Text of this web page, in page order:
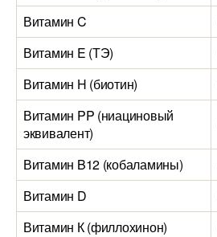
Витамин C
Витамин E (ТЭ)
Витамин H (биотин)
Витамин PP (ниациновый
эквивалент)
Витамин B12 (кобаламины)
Витамин D
Витамин К (филлохинон)